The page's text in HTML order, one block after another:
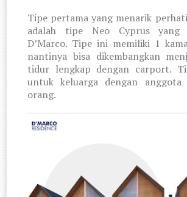
Tipe pertama yang menarik
adalah tipe Neo Cyprus yang
D’Marco. Tipe ini memiliki 1
nantinya bisa dikembangkan
tidur lengkap dengan carport.
untuk keluarga dengan
orang.